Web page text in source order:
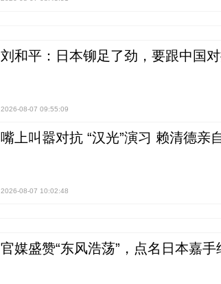
刘和平：日本铆足了劲，要跟中国
2026-08-07 09:55:09
嘴上叫嚣对抗 “汉光”演习 赖清德亲
2026-08-07 10:02:48
官媒盛赞“东风浩荡”，点名日本嘉